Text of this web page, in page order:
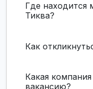
Где находится
Тиква?
Как
Какая
вакансию?